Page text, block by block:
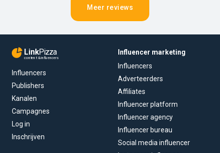
Meer reviews
LinkPizza
content & influencers
Influencers
Publishers
Kanalen
Campagnes
Log in
Inschrijven
Influencer marketing
Influencers
Adverteerders
Affiliates
Influencer platform
Influencer agency
Influencer bureau
Social media influencer